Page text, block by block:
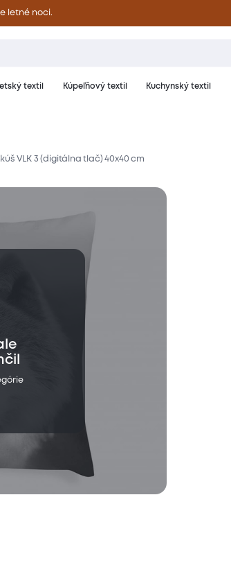
letné noci.
textil Kúpeľňový textil Kuchynský textil
Materiál a starostlivosť Hodnotenie
VLK 3 (digitálna tlač) 40x40 cm